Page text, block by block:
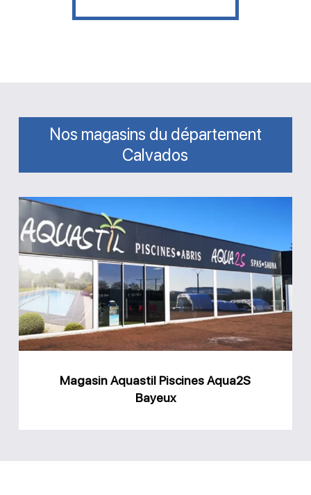
Nos magasins du département
Calvados
Aquastil
Piscines
Aqua2S
Bayeux
Magasin Aquastil Piscines Aqua2S
Bayeux